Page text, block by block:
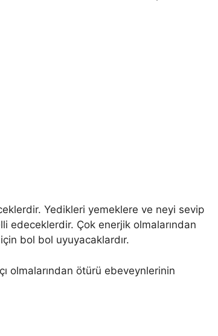
Yedikleri yemeklere ve neyi sevip
edeceklerdir. Çok enerjik olmalarından
bol bol uyuyacaklardır.
olmalarından ötürü ebeveynlerinin